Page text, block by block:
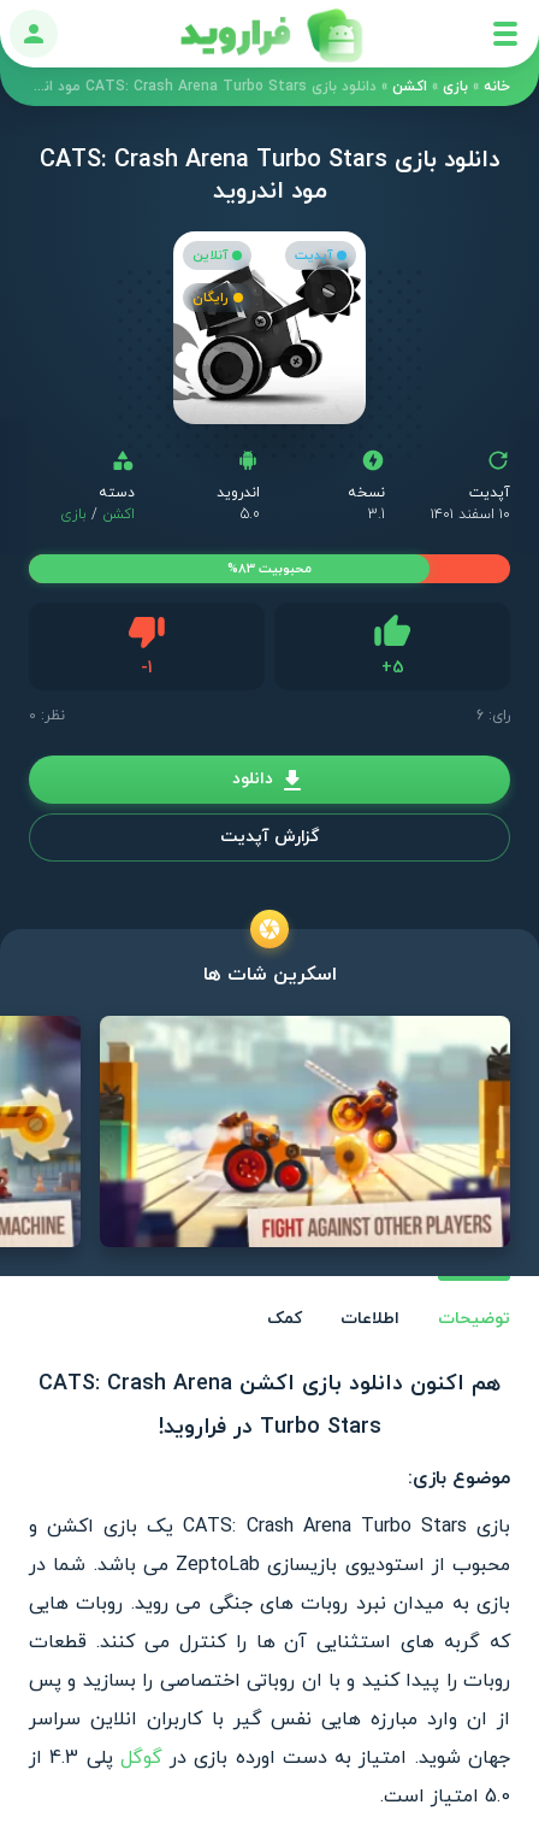
ورود
خانه » بازی » اکشن » دانلود بازی CATS: Crash Arena Turbo Stars مود اندروید
دانلود بازی CATS: Crash Arena Turbo Stars
مود اندروید
آپدیت آنلاین
رایگان
آپدیت
۱۰ اسفند ۱۴۰۱
نسخه
3.1
اندروید
5.0
دسته
اکشن / بازی
+5
-1
رای: 6 نظر: 0
محبوبیت 83%
دانلود
گزارش آپدیت
اسکرین شات ها
توضیحات اطلاعات کمک
هم اکنون دانلود بازی اکشن CATS: Crash Arena
Turbo Stars در فراروید!
موضوع بازی:
بازی CATS: Crash Arena Turbo Stars یک بازی اکشن و
محبوب از استودیوی بازیسازی ZeptoLab می باشد. شما در
بازی به میدان نبرد روبات های جنگی می روید. روبات هایی
که گربه های استثنایی آن ها را کنترل می کنند. قطعات
روبات را پیدا کنید و با ان روباتی اختصاصی را بسازید و پس
از ان وارد مبارزه هایی نفس گیر با کاربران انلاین سراسر
جهان شوید. امتیاز به دست اورده بازی درگوگل
پلی 4.3 از
5.0 امتیاز است.